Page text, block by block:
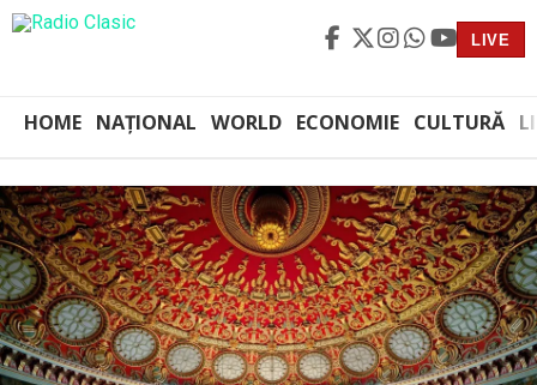
LIVE
HOME NAȚIONAL WORLD ECONOMIE CULTURĂ